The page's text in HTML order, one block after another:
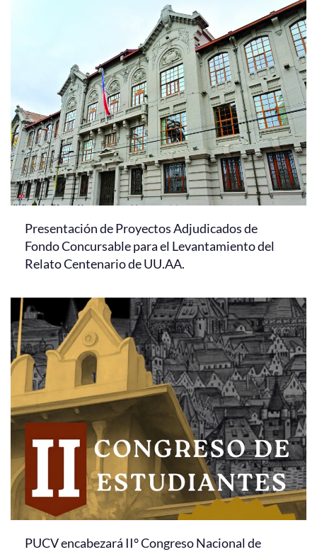
Presentación de Proyectos Adjudicados de
Fondo Concursable para el Levantamiento del
Relato Centenario de UU.AA.
PUCV encabezará II° Congreso Nacional de